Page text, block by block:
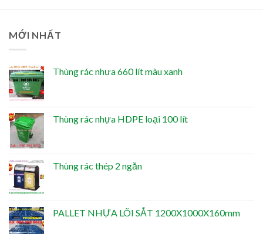
MỚI NHẤT
Thùng rác nhựa 660 lít màu xanh
Thùng rác nhựa HDPE loại 100 lít
Thùng rác thép 2 ngăn
PALLET NHỰA LÕI SẮT 1200X1000X160mm